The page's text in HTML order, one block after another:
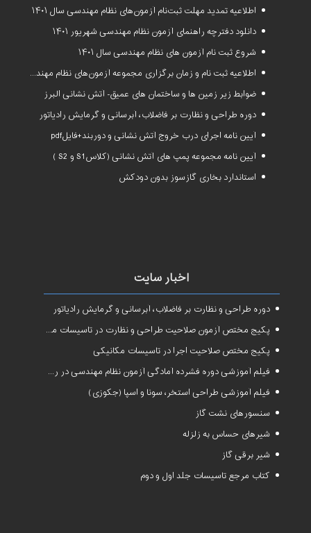
اطلاعیه تمدید مهلت ثبت‌نام آزمون‌های نظام مهندسی سال ۱۴۰۱
دانلود دفترچه راهنمای آزمون نظام مهندسی شهریور ۱۴۰۱
شروع ثبت نام آزمون های نظام مهندسی سال ۱۴۰۱
اطلاعیه ثبت نام و زمان برگزاری مجموعه آزمون‌های نظام مهندسی ساختمان سال ۱۴۰۱
ضوابط زیر زمین ها و ساختمان های عمیق- آتش نشانی البرز
دوره طراحی و نظارت بر فاضلاب، آبرسانی و گرمایش رادیاتور
آیین نامه اجرای درب خروج آتش نشانی و دوربند+فایلpdf
آیین نامه مجموعه پمپ های آتش نشانی (کلاسS1 و S2 )
استاندارد بخاری گازسوز بدون دودکش
اخبار سایت
دوره طراحی و نظارت بر فاضلاب، آبرسانی و گرمایش رادیاتور
پکیج مختص آزمون صلاحیت طراحی و نظارت در تاسیسات مکانیکی
پکیج مختص صلاحیت اجرا در تاسیسات مکانیکی
فیلم آموزشی دوره فشرده آمادگی آزمون نظام مهندسی در رشته طراحی و نظارت تاسیسات مکانیکی ساختمان
فیلم آموزشی طراحی استخر، سونا و اسپا (جکوزی)
سنسورهای نشت گاز
شیرهای حساس به زلزله
شیر برقی گاز
کتاب مرجع تاسیسات جلد اول و دوم